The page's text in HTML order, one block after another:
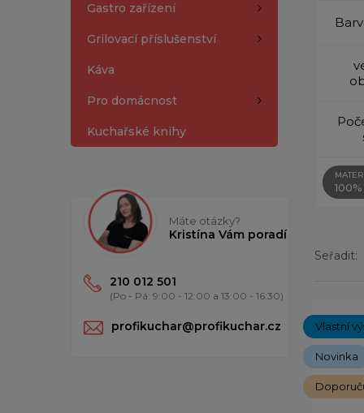
Gastro zařízení
Grilovací příslušenství
Káva
Pro domácnost
Kuchařské knihy
Máte otázky?
Kristína Vám poradí
210 012 501
(Po - Pá: 9:00 - 12:00 a 13:00 - 16:30)
profikuchar@profikuchar.cz
Seřadit:
Vlastní
Novinka